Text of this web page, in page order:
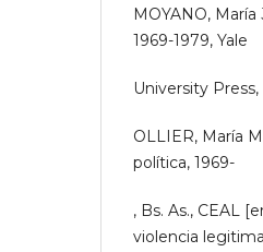
MOYANO,
1969-1979, Yale
University
OLLIER, María
política, 1969-
, Bs. As., CEAL
violencia